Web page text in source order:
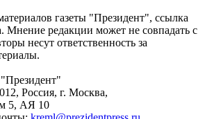
газеты "Президент", ссылка
Мнение редакции может не совпадать с
несут ответственность за
Россия, г. Москва,
5, АЯ 10